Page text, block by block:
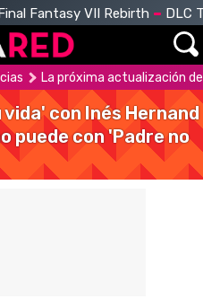
Fantasy VII Rebirth DLC
La próxima actualización
con Inés Hernand
puede con 'Padre no